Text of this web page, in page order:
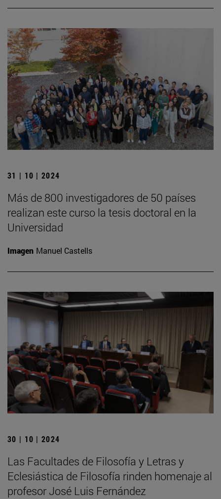
31 | 10 | 2024
Más de 800 investigadores de 50 países
realizan este curso la tesis doctoral en la
Universidad
Imagen Manuel Castells
30 | 10 | 2024
Las Facultades de Filosofía y Letras y
Eclesiástica de Filosofía rinden homenaje al
profesor José Luis Fernández